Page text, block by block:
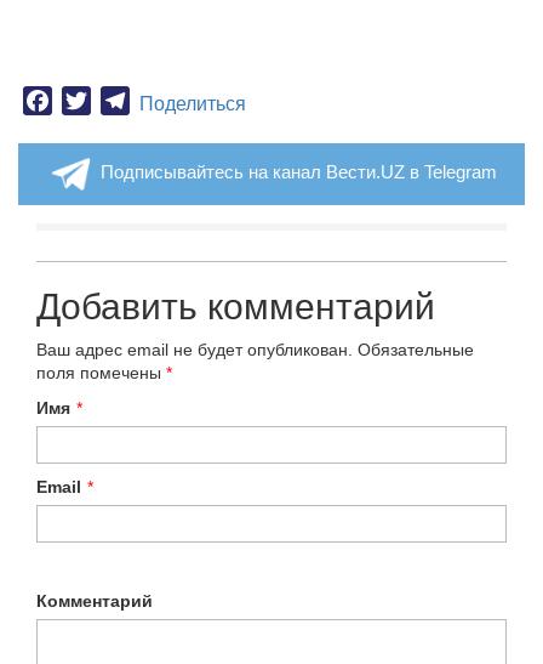
Facebook
TwitterTelegram
Поделиться
Подписывайтесь на канал Вести.UZ в Telegram
Добавить комментарий
Ваш адрес email не будет опубликован. Обязательные
поля помечены *
Имя *
Email *
Комментарий